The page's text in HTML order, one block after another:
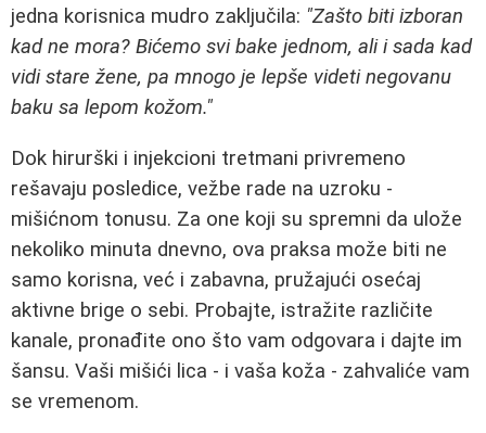
jedna korisnica mudro zaključila: "Zašto biti izboran
kad ne mora? Bićemo svi bake jednom, ali i sada kad
vidi stare žene, pa mnogo je lepše videti negovanu
baku sa lepom kožom."
Dok hirurški i injekcioni tretmani privremeno
rešavaju posledice, vežbe rade na uzroku -
mišićnom tonusu. Za one koji su spremni da ulože
nekoliko minuta dnevno, ova praksa može biti ne
samo korisna, već i zabavna, pružajući osećaj
aktivne brige o sebi. Probajte, istražite različite
kanale, pronađite ono što vam odgovara i dajte im
šansu. Vaši mišići lica - i vaša koža - zahvaliće vam
se vremenom.